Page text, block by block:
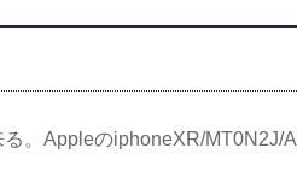
。AppleのiphoneXR/MT0N2J/A